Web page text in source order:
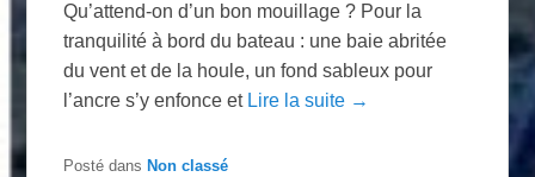
Qu’attend-on d’un bon mouillage ? Pour la
tranquilité à bord du bateau : une baie abritée
du vent et de la houle, un fond sableux pour
l’ancre s’y enfonce et Lire la suite →
Posté dans Non classé